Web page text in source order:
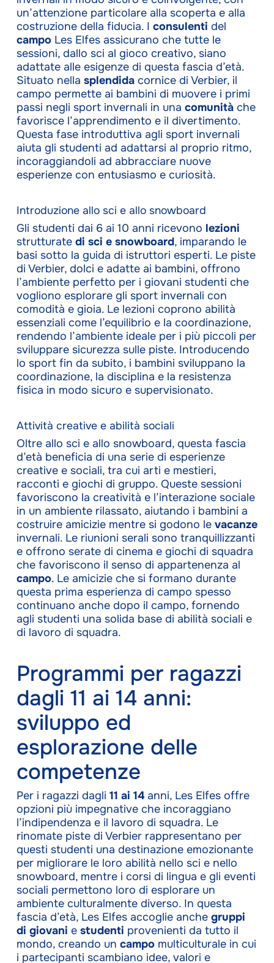
un’attenzione particolare alla scoperta e alla
costruzione della fiducia. I consulenti del
campoLes Elfes assicurano che tutte le
sessioni, dallo sci al gioco creativo, siano
adattate alle esigenze di questa fascia d’età.
Situato nella splendidacornice di Verbier, il
campo permette ai bambini di muovere i primi
passi negli sport invernali in una comunitàche
favorisce l’apprendimento e il divertimento.
Questa fase introduttiva agli sport invernali
aiuta gli studenti ad adattarsi al proprio ritmo,
incoraggiandoli ad abbracciare nuove
esperienze con entusiasmo e curiosità.
Introduzione allo sci e allo snowboard
Gli studenti dai 6 ai 10 anni ricevono lezioni
strutturate di sci e snowboard, imparando le
basi sotto la guida di istruttori esperti. Le piste
di Verbier, dolci e adatte ai bambini, offrono
l’ambiente perfetto per i giovani studenti che
vogliono esplorare gli sport invernali con
comodità e gioia. Le lezioni coprono abilità
essenziali come l’equilibrio e la coordinazione,
rendendo l’ambiente ideale per i più piccoli per
sviluppare sicurezza sulle piste. Introducendo
lo sport fin da subito, i bambini sviluppano la
coordinazione, la disciplina e la resistenza
fisica in modo sicuro e supervisionato.
Attività creative e abilità sociali
Oltre allo sci e allo snowboard, questa fascia
d’età beneficia di una serie di esperienze
creative e sociali, tra cui arti e mestieri,
racconti e giochi di gruppo. Queste sessioni
favoriscono la creatività e l’interazione sociale
in un ambiente rilassato, aiutando i bambini a
costruire amicizie mentre si godono le vacanze
invernali. Le riunioni serali sono tranquillizzanti
e offrono serate di cinema e giochi di squadra
che favoriscono il senso di appartenenza al
campo. Le amicizie che si formano durante
questa prima esperienza di campo spesso
continuano anche dopo il campo, fornendo
agli studenti una solida base di abilità sociali e
di lavoro di squadra.
Programmi per ragazzi
dagli 11 ai 14 anni:
sviluppo ed
esplorazione delle
competenze
Per i ragazzi dagli 11 ai 14anni, Les Elfes offre
opzioni più impegnative che incoraggiano
l’indipendenza e il lavoro di squadra. Le
rinomate piste di Verbier rappresentano per
questi studenti una destinazione emozionante
per migliorare le loro abilità nello sci e nello
snowboard, mentre i corsi di lingua e gli eventi
sociali permettono loro di esplorare un
ambiente culturalmente diverso. In questa
fascia d’età, Les Elfes accoglie anche gruppi
di giovani e studenti provenienti da tutto il
mondo, creando un campomulticulturale in cui
i partecipanti scambiano idee, valori e